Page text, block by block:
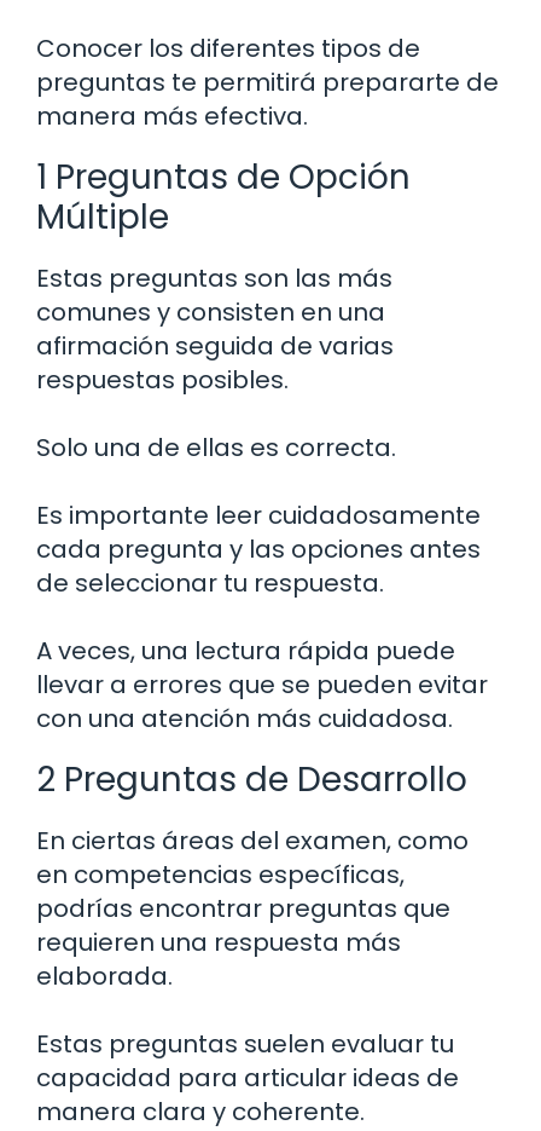
Conocer los diferentes tipos de
preguntas te permitirá prepararte de
manera más efectiva.
1 Preguntas de Opción
Múltiple
Estas preguntas son las más
comunes y consisten en una
afirmación seguida de varias
respuestas posibles.
Solo una de ellas es correcta.
Es importante leer cuidadosamente
cada pregunta y las opciones antes
de seleccionar tu respuesta.
A veces, una lectura rápida puede
llevar a errores que se pueden evitar
con una atención más cuidadosa.
2 Preguntas de Desarrollo
En ciertas áreas del examen, como
en competencias específicas,
podrías encontrar preguntas que
requieren una respuesta más
elaborada.
Estas preguntas suelen evaluar tu
capacidad para articular ideas de
manera clara y coherente.